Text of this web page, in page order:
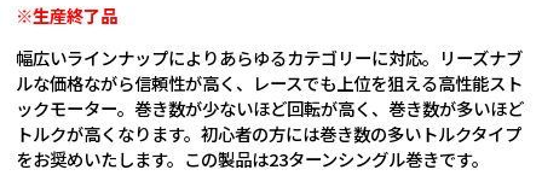
※生産終了品
幅広いラインナップによりあらゆるカテゴリーに対応。リーズナブ
ルな価格ながら信頼性が高く、レースでも上位を狙える高性能スト
ックモーター。巻き数が少ないほど回転が高く、巻き数が多いほど
トルクが高くなります。初心者の方には巻き数の多いトルクタイプ
をお奨めいたします。この製品は23ターンシングル巻きです。